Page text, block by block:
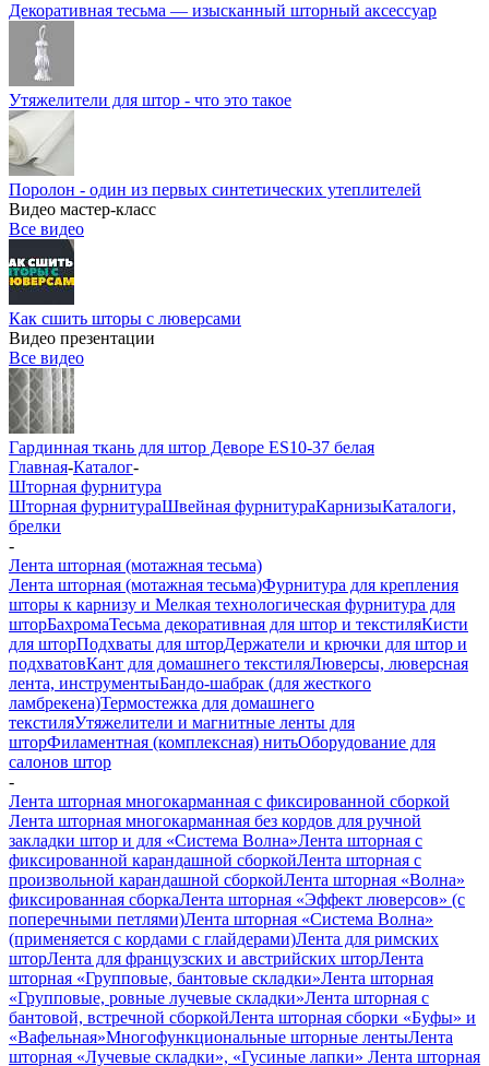
Декоративная тесьма — изысканный шторный аксессуар
Утяжелители для штор - что это такое
Поролон - один из первых синтетических утеплителей
Видео мастер-класс
Все видео
Как сшить шторы с люверсами
Видео презентации
Все видео
Гардинная ткань для штор Деворе ES10-37 белая
Главная-Каталог-
Шторная фурнитура
Шторная фурнитураШвейная фурнитураКарнизыКаталоги,
брелки
-
Лента шторная (мотажная тесьма)
Лента шторная (мотажная тесьма)Фурнитура для крепления
шторы к карнизу и Мелкая технологическая фурнитура для
шторБахромаТесьма декоративная для штор и текстиляКисти
для шторПодхваты для шторДержатели и крючки для штор и
подхватовКант для домашнего текстиляЛюверсы, люверсная
лента, инструментыБандо-шабрак (для жесткого
ламбрекена)Термостежка для домашнего
текстиляУтяжелители и магнитные ленты для
шторФиламентная (комплексная) нитьОборудование для
салонов штор
-
Лента шторная многокарманная с фиксированной сборкой
Лента шторная многокарманная без кордов для ручной
закладки штор и для «Система Волна»Лента шторная с
фиксированной карандашной сборкойЛента шторная с
произвольной карандашной сборкойЛента шторная «Волна»
фиксированная сборкаЛента шторная «Эффект люверсов» (с
поперечными петлями)Лента шторная «Система Волна»
(применяется с кордами с глайдерами)Лента для римских
шторЛента для французских и австрийских шторЛента
шторная «Групповые, бантовые складки»Лента шторная
«Групповые, ровные лучевые складки»Лента шторная с
бантовой, встречной сборкойЛента шторная сборки «Буфы» и
«Вафельная»Многофункциональные шторные лентыЛента
шторная «Лучевые складки», «Гусиные лапки» Лента шторная